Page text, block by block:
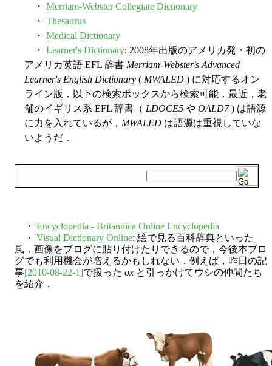
・ Merriam-Webster Collegiate Dictionary
・ Thesaurus
・ Medical Dictionary
・ Learner's Dictionary: 2008年出版のアメリカ発・初の
アメリカ英語 EFL 辞書 Merriam-Webster's Advanced
Learner's English Dictionary ( MWALED ) に対応するオン
ライン版．以下の検索ボックスから検索可能．最近，老
舗のイギリス系 EFL 辞書（ LDOCE5 や OALD7) は語源
に力を入れているが， MWALED は語源は重視していな
いようだ．
・ Encyclopedia - Britannica Online Encyclopedia
・ Visual Dictionary Online: 絵で見る百科辞典といった
風．画像をブログに貼り付けたりできるので，今後本ブロ
グでも利用機会が増えるかもしれない．例えば，昨日の記
事[2010-08-22-1]で扱った ox と引っかけてウシの仲間たち
を紹介．